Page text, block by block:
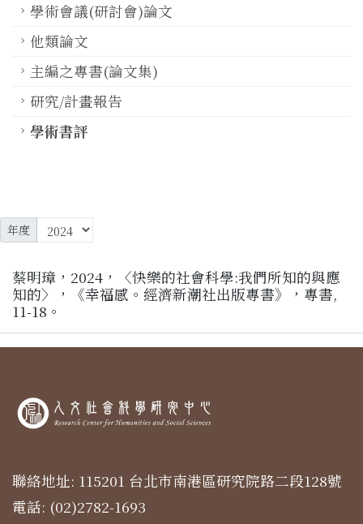
學術會議(研討會)論文
他類論文
主編之專書(論文集)
研究/計畫報告
學術書評
年度
蔡明璋，2024，〈快樂的社會科學:我們所知的與應
知的〉，《幸福感。經濟新潮社出版專書》，專書,
11-18。
聯絡地址: 115201 台北市南港區研究院路二段128號
電話: (02)2782-1693